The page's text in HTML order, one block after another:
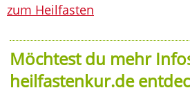
zum Heilfasten
Möchtest du mehr
heilfastenkur.de